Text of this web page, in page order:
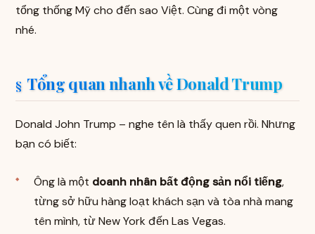
tổng thống Mỹ cho đến sao Việt. Cùng đi một vòng
nhé.
Tổng quan nhanh về Donald Trump
Donald John Trump – nghe tên là thấy quen rồi. Nhưng
bạn có biết:
Ông là một doanh nhân bất động sản nổi tiếng,
từng sở hữu hàng loạt khách sạn và tòa nhà mang
tên mình, từ New York đến Las Vegas.